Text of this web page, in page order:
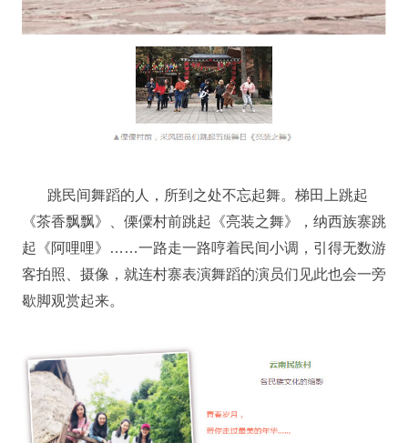
跳民间舞蹈的人，所到之处不忘起舞。梯田上跳起
《茶香飘飘》、傈僳村前跳起《亮装之舞》，纳西族寨跳
起《阿哩哩》……一路走一路哼着民间小调，引得无数游
客拍照、摄像，就连村寨表演舞蹈的演员们见此也会一旁
歇脚观赏起来。